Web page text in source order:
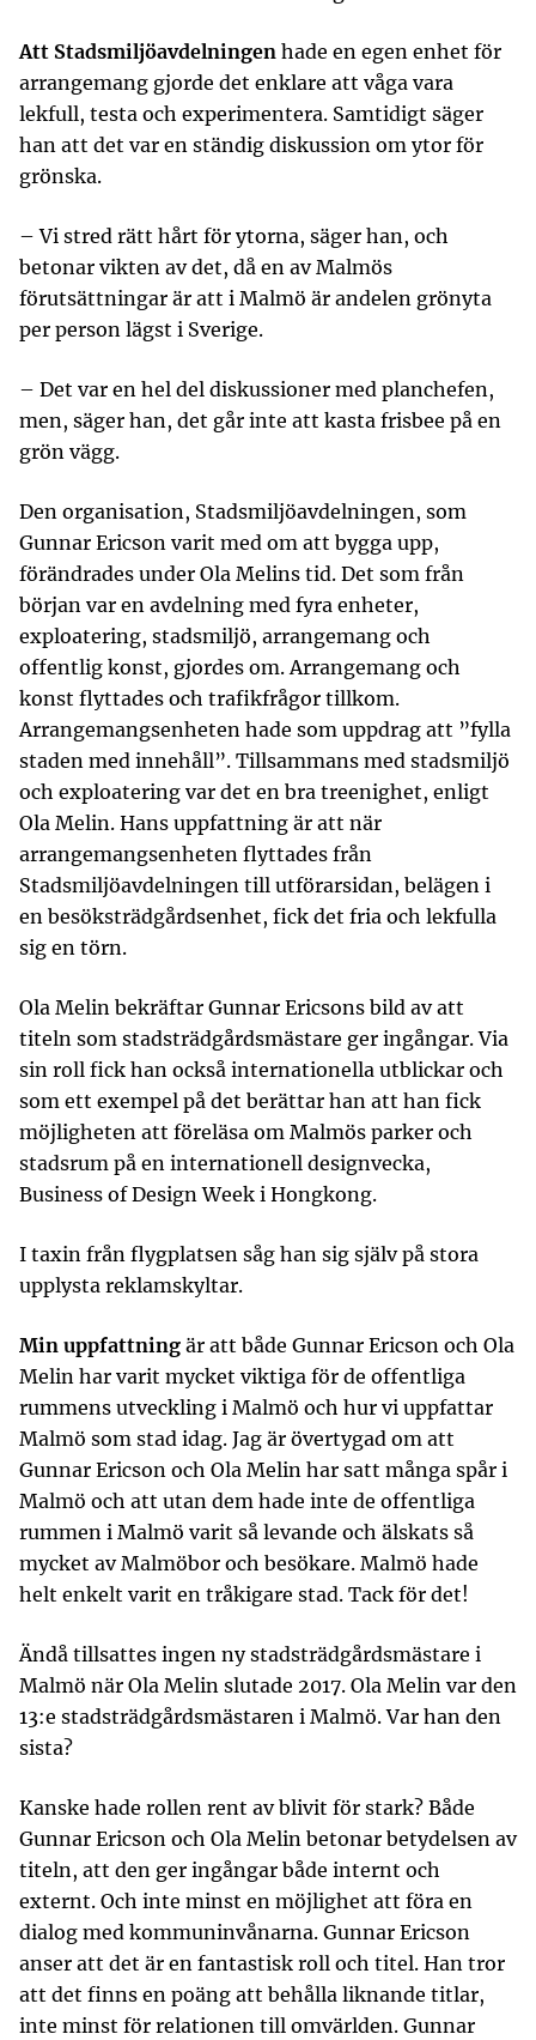
Att Stadsmiljöavdelningen hade en egen enhet för
arrangemang gjorde det enklare att våga vara
lekfull, testa och experimentera. Samtidigt säger
han att det var en ständig diskussion om ytor för
grönska.
– Vi stred rätt hårt för ytorna, säger han, och
betonar vikten av det, då en av Malmös
förutsättningar är att i Malmö är andelen grönyta
per person lägst i Sverige.
– Det var en hel del diskussioner med planchefen,
men, säger han, det går inte att kasta frisbee på en
grön vägg.
Den organisation, Stadsmiljöavdelningen, som
Gunnar Ericson varit med om att bygga upp,
förändrades under Ola Melins tid. Det som från
början var en avdelning med fyra enheter,
exploatering, stadsmiljö, arrangemang och
offentlig konst, gjordes om. Arrangemang och
konst flyttades och trafikfrågor tillkom.
Arrangemangsenheten hade som uppdrag att ”fylla
staden med innehåll”. Tillsammans med stadsmiljö
och exploatering var det en bra treenighet, enligt
Ola Melin. Hans uppfattning är att när
arrangemangsenheten flyttades från
Stadsmiljöavdelningen till utförarsidan, belägen i
en besöksträdgårdsenhet, fick det fria och lekfulla
sig en törn.
Ola Melin bekräftar Gunnar Ericsons bild av att
titeln som stadsträdgårdsmästare ger ingångar. Via
sin roll fick han också internationella utblickar och
som ett exempel på det berättar han att han fick
möjligheten att föreläsa om Malmös parker och
stadsrum på en internationell designvecka,
Business of Design Week i Hongkong.
I taxin från flygplatsen såg han sig själv på stora
upplysta reklamskyltar.
Min uppfattning är att både Gunnar Ericson och Ola
Melin har varit mycket viktiga för de offentliga
rummens utveckling i Malmö och hur vi uppfattar
Malmö som stad idag. Jag är övertygad om att
Gunnar Ericson och Ola Melin har satt många spår i
Malmö och att utan dem hade inte de offentliga
rummen i Malmö varit så levande och älskats så
mycket av Malmöbor och besökare. Malmö hade
helt enkelt varit en tråkigare stad. Tack för det!
Ändå tillsattes ingen ny stadsträdgårdsmästare i
Malmö när Ola Melin slutade 2017. Ola Melin var den
13:e stadsträdgårdsmästaren i Malmö. Var han den
sista?
Kanske hade rollen rent av blivit för stark? Både
Gunnar Ericson och Ola Melin betonar betydelsen av
titeln, att den ger ingångar både internt och
externt. Och inte minst en möjlighet att föra en
dialog med kommuninvånarna. Gunnar Ericson
anser att det är en fantastisk roll och titel. Han tror
att det finns en poäng att behålla liknande titlar,
inte minst för relationen till omvärlden. Gunnar